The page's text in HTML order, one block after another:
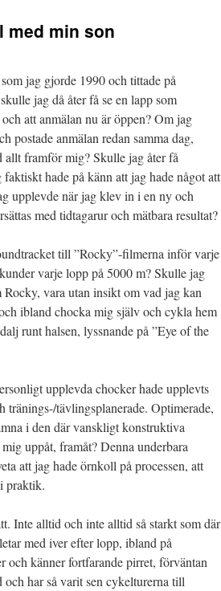
med min son
jag gjorde 1990 och tittade på
jag då åter få se en lapp som
att anmälan nu är öppen? Om jag
postade anmälan redan samma dag,
framför mig? Skulle jag åter få
hade på känn att jag hade något att
upplevde när jag klev in i en ny och
med tidtagarur och mätbara resultat?
till ”Rocky”-filmerna inför varje
varje lopp på 5000 m? Skulle jag
vara utan insikt om vad jag kan
ibland chocka mig själv och cykla hem
runt halsen, lyssnande på ”Eye of the
upplevda chocker hade upplevts
tränings-/tävlingsplanerade. Optimerade,
i den där vanskligt konstruktiva
uppåt, framåt? Denna underbara
att jag hade örnkoll på processen, att
praktik.
Inte alltid och inte alltid så starkt som där
med iver efter lopp, ibland på
och känner fortfarande pirret, förväntan
har så varit sen cykelturerna till